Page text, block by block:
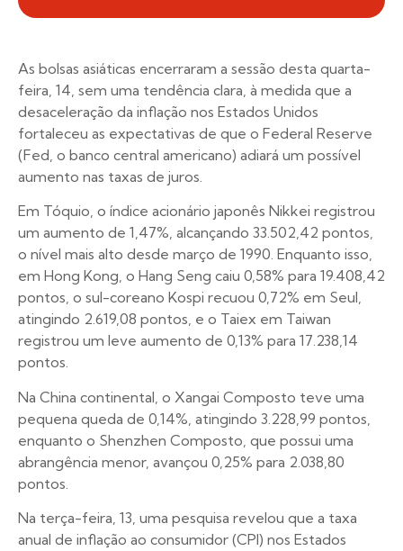
As bolsas asiáticas encerraram a sessão desta quarta-
feira, 14, sem uma tendência clara, à medida que a
desaceleração da inflação nos Estados Unidos
fortaleceu as expectativas de que o Federal Reserve
(Fed, o banco central americano) adiará um possível
aumento nas taxas de juros.
Em Tóquio, o índice acionário japonês Nikkei registrou
um aumento de 1,47%, alcançando 33.502,42 pontos,
o nível mais alto desde março de 1990. Enquanto isso,
em Hong Kong, o Hang Seng caiu 0,58% para 19.408,42
pontos, o sul-coreano Kospi recuou 0,72% em Seul,
atingindo 2.619,08 pontos, e o Taiex em Taiwan
registrou um leve aumento de 0,13% para 17.238,14
pontos.
Na China continental, o Xangai Composto teve uma
pequena queda de 0,14%, atingindo 3.228,99 pontos,
enquanto o Shenzhen Composto, que possui uma
abrangência menor, avançou 0,25% para 2.038,80
pontos.
Na terça-feira, 13, uma pesquisa revelou que a taxa
anual de inflação ao consumidor (CPI) nos Estados